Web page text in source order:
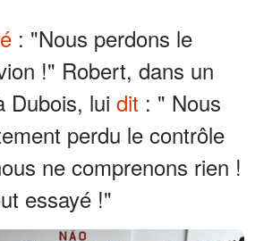
: "Nous perdons le
!" Robert, dans un
Dubois, lui dit : " Nous
perdu le contrôle
ne comprenons rien !
essayé !"